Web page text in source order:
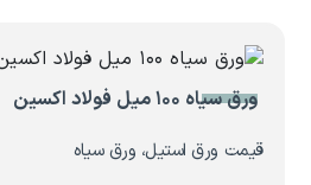
ورق سیاه ۱۰۰ میل فولاد اکسین
قیمت ورق استیل، ورق سیاه